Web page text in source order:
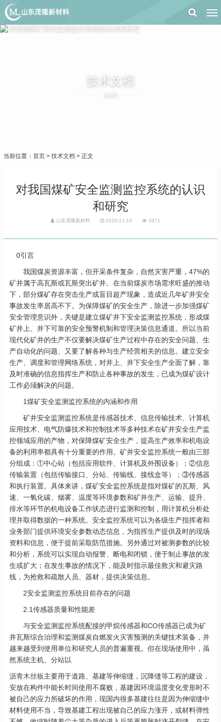
技术文档
JSWD
当前位置： 首页 > 技术文档 > 正文
对我国煤矿安全监测监控系统的认识
和研究
山东茂隆新材料 2020-11-16 3871
0引言
我国煤炭资源丰富，但开采条件复杂，自然灾害严重，47%的
矿井属于高瓦斯或瓦斯突出矿井。在当前煤炭市场需求旺盛的推动
下，部分煤矿存在突击生产或盲目超产现象，造成近几年矿井安全
事故发生率居高不下。为保障煤矿的安全生产，除进一步加强煤矿
安全管理意识外，关键是建立煤矿井下安全监测监控系统，形成煤
矿井上、井下可靠的安全预警机制和管理决策信息通道。所以当前
现代化矿井的生产不仅要解决煤矿生产过程中存在的安全问题、生
产自动化的问题、又要了解各种与生产经营相关的信息。建立安全
生产、调度和管理网络系统，对井上、井下安全生产全面了解，靠
及时准确的信息指挥生产和防止各种事故的发生，已成为煤矿设计
工作必须解决的问题。
1煤矿安全监测监控系统的内涵和作用
矿井安全监测监控系统是传感器技术、信息传输技术、计算机
应用技术、电气防爆技术和控制技术等多种技术在矿井安全生产监
控领域应用的产物，对保障煤矿安全生产，提高生产效率和机电设
备的利用率都具有十分重要的作用。矿井安全监控系统一般由三部
分组成：①中心站（包括应用软件、计算机及外围设备）；②信息
传输装置（包括传输接口、分站、传输线、接线盒等）；③传感器
和执行装置。具体来讲，煤矿安全监控系统是指对煤矿的瓦斯、风
速、一氧化碳、烟雾、温度等环境参数和矿井生产、运输、提升、
排水等环节的机电设备工作状态进行监测和控制，用计算机分析处
理并取得数据的一种系统。安全监控系统可以为各级生产指挥者和
业务部门提供环境安全参数动态信息，为指挥生产提供及时的现场
资料和信息，便于提前采取防范措施。另外通过对被测参数的比较
和分析，系统可以实现自动报警、断电和闭锁，便于制止事故的发
生或扩大；在发生事故的情况下，能及时指示最佳救灾和避灾路
线，为抢救和疏散人员、器材，提供决策信息。
2安全监测监控系统目前存在的问题
2.1传感器质量和性能差
与安全监测监控系统配接的甲烷传感器和CO传感器已成为矿
井瓦斯综合治理和监测煤炭自燃发火灾害预测的关键技术装备，并
越来越受到使用单位和研究人员的普遍重视。但在现场使用中，虽
然系统主机、分站以
沥青木丝板主要用于道路、基建等伸缩缝，沉降缝等工程的建设，
安放在构件中能长时间使用不腐败，基建因环境温度变化变形时不
被自己的应力所破坏的作用，现国内很多基建往往是因为伸缩缝中
材料使用不当，导致基建工程出现被自己的应力涨开，或材料弹性